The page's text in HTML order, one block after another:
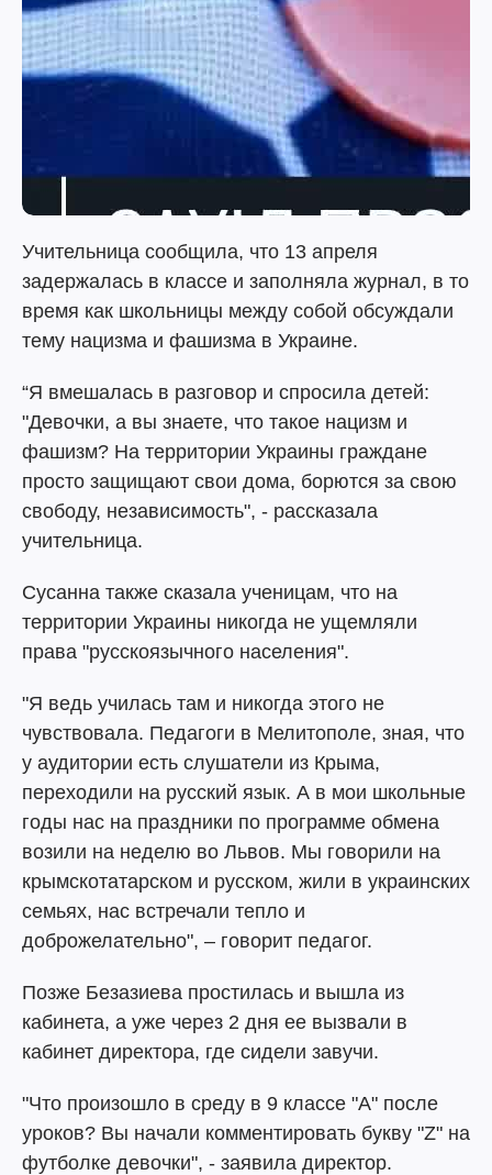
Учительница сообщила, что 13 апреля
задержалась в классе и заполняла журнал, в то
время как школьницы между собой обсуждали
тему нацизма и фашизма в Украине.
“Я вмешалась в разговор и спросила детей:
"Девочки, а вы знаете, что такое нацизм и
фашизм? На территории Украины граждане
просто защищают свои дома, борются за свою
свободу, независимость", - рассказала
учительница.
Сусанна также сказала ученицам, что на
территории Украины никогда не ущемляли
права "русскоязычного населения".
"Я ведь училась там и никогда этого не
чувствовала. Педагоги в Мелитополе, зная, что
у аудитории есть слушатели из Крыма,
переходили на русский язык. А в мои школьные
годы нас на праздники по программе обмена
возили на неделю во Львов. Мы говорили на
крымскотатарском и русском, жили в украинских
семьях, нас встречали тепло и
доброжелательно", – говорит педагог.
Позже Безазиева простилась и вышла из
кабинета, а уже через 2 дня ее вызвали в
кабинет директора, где сидели завучи.
"Что произошло в среду в 9 классе "А" после
уроков? Вы начали комментировать букву "Z" на
футболке девочки", - заявила директор.